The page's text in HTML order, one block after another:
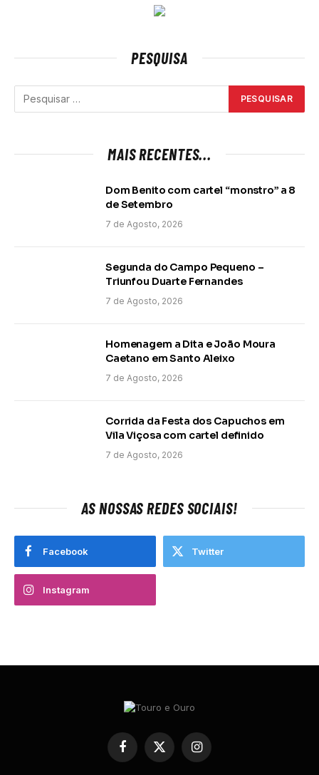
PESQUISA
MAIS RECENTES...
Dom Benito com cartel “monstro” a 8
de Setembro
7 de Agosto, 2026
Segunda do Campo Pequeno –
Triunfou Duarte Fernandes
7 de Agosto, 2026
Homenagem a Dita e João Moura
Caetano em Santo Aleixo
7 de Agosto, 2026
Corrida da Festa dos Capuchos em
Vila Viçosa com cartel definido
7 de Agosto, 2026
AS NOSSAS REDES SOCIAIS!
Facebook Twitter
Instagram
Facebook
X
(Twitter)
Instagram